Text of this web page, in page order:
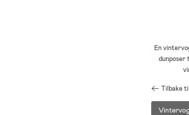
En
dunposer
Tilbake